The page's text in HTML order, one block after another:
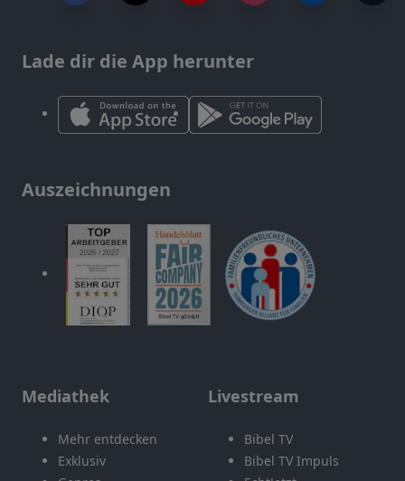
Lade dir die App herunter
Auszeichnungen
Mediathek
Mehr entdecken
Exklusiv
Livestream
Bibel TV
Bibel TV Impuls